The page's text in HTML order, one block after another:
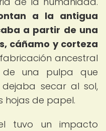
a la antigua
a partir de una
cáñamo y corteza
ancestral
de una pulpa que
secar al sol,
hojas de papel.
tuvo un impacto